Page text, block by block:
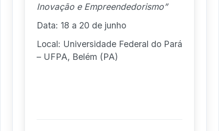
Inovação e Empreendedorismo”
Data: 18 a 20 de junho
Local: Universidade Federal do Pará
– UFPA, Belém (PA)